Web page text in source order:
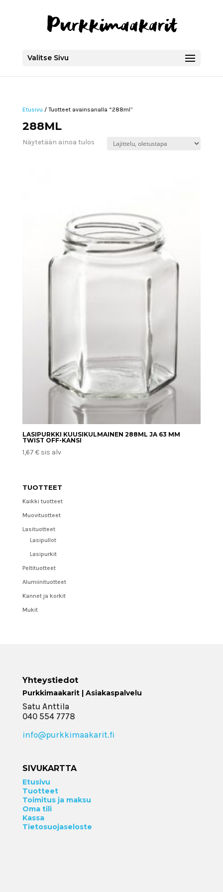
Valitse Sivu
Etusivu / Tuotteet avainsanalla “288ml”
288ML
Näytetään ainoa tulos
LASIPURKKI KUUSIKULMAINEN 288ML JA 63 MM
TWIST OFF-KANSI
1,67 € sis alv
TUOTTEET
Kaikki tuotteet
Muovituotteet
Lasituotteet
Lasipullot
Lasipurkit
Peltituotteet
Alumiinituotteet
Kannet ja korkit
Mukit
Yhteystiedot
Purkkimaakarit | Asiakaspalvelu
Satu Anttila
040 554 7778
info@purkkimaakarit.fi
SIVUKARTTA
Etusivu
Tuotteet
Toimitus ja maksu
Oma tili
Kassa
Tietosuojaseloste